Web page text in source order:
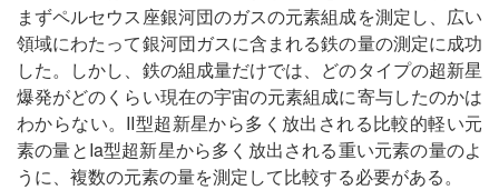
まずペルセウス座銀河団のガスの元素組成を測定し、広い
領域にわたって銀河団ガスに含まれる鉄の量の測定に成功
した。しかし、鉄の組成量だけでは、どのタイプの超新星
爆発がどのくらい現在の宇宙の元素組成に寄与したのかは
わからない。II型超新星から多く放出される比較的軽い元
素の量とIa型超新星から多く放出される重い元素の量のよ
うに、複数の元素の量を測定して比較する必要がある。